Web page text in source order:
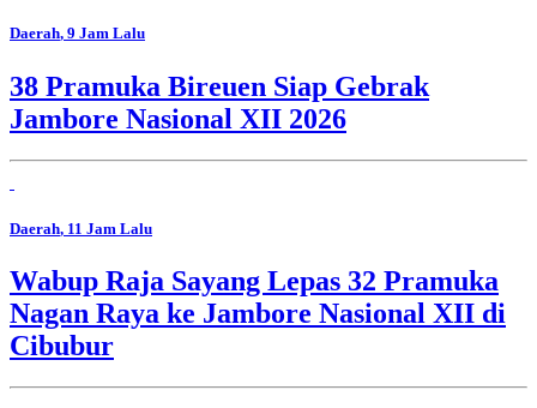
Daerah, 9 Jam Lalu
38 Pramuka Bireuen Siap Gebrak
Jambore Nasional XII 2026
Daerah, 11 Jam Lalu
Wabup Raja Sayang Lepas 32 Pramuka
Nagan Raya ke Jambore Nasional XII di
Cibubur